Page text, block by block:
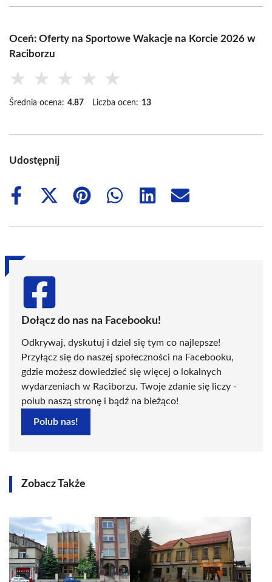
Oceń: Oferty na Sportowe Wakacje na Korcie 2026 w
Raciborzu
★ ★ ★ ★ ★
Średnia ocena: 4.87 Liczba ocen: 13
Udostępnij
Share
Share
(Twitter)
Share
Share
Share
Share
Dołącz do nas na Facebooku!
Odkrywaj, dyskutuj i dziel się tym co najlepsze!
Przyłącz się do naszej społeczności na Facebooku,
gdzie możesz dowiedzieć się więcej o lokalnych
wydarzeniach w Raciborzu. Twoje zdanie się liczy -
polub naszą stronę i bądź na bieżąco!
Polub nas!
Zobacz Także